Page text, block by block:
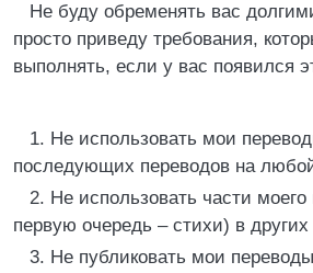
Не буду обременять вас
просто приведу требования,
выполнять, если у вас появился
1. Не использовать мои
последующих переводов на
2. Не использовать части моего
первую очередь – стихи) в
3. Не публиковать мои